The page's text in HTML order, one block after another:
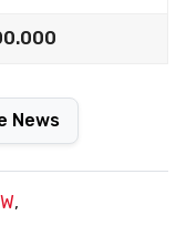
News
,